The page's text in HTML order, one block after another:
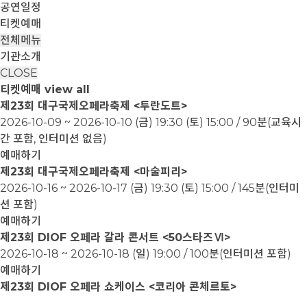
공연일정
티켓예매
전체메뉴
기관소개
CLOSE
티켓예매 view all
제23회 대구국제오페라축제 <투란도트>
2026-10-09 ~ 2026-10-10 (금) 19:30 (토) 15:00 / 90분(교육시
간 포함, 인터미션 없음)
예매하기
제23회 대구국제오페라축제 <마술피리>
2026-10-16 ~ 2026-10-17 (금) 19:30 (토) 15:00 / 145분(인터미
션 포함)
예매하기
제23회 DIOF 오페라 갈라 콘서트 <50스타즈Ⅵ>
2026-10-18 ~ 2026-10-18 (일) 19:00 / 100분(인터미션 포함)
예매하기
제23회 DIOF 오페라 쇼케이스 <코리아 콘체르토>